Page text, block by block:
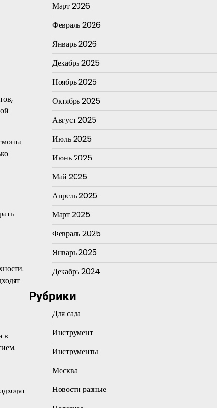
в
Март 2026
Февраль 2026
Январь 2026
Декабрь 2025
Ноябрь 2025
Октябрь 2025
Август 2025
Июль 2025
Июнь 2025
Май 2025
Апрель 2025
Март 2025
Февраль 2025
Январь 2025
Декабрь 2024
Рубрики
Для сада
Инструмент
Инструменты
Москва
Новости разные